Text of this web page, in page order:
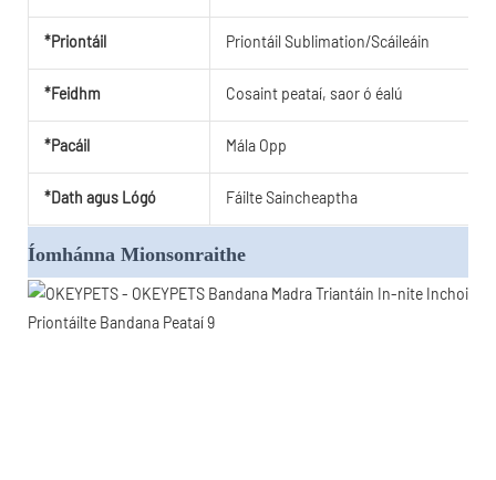
*Priontáil Priontáil Sublimation/Scáileáin
*Feidhm Cosaint peataí, saor ó éalú
*Pacáil Mála Opp
*Dath agus Lógó Fáilte Saincheaptha
Íomhánna Mionsonraithe